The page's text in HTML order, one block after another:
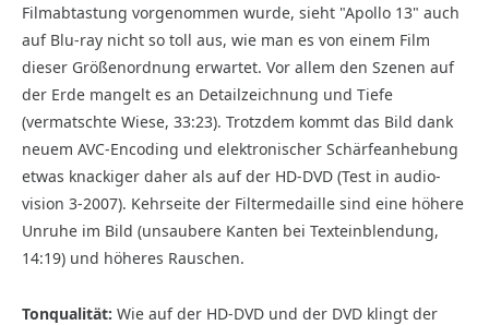
Filmabtas­tung vorgenommen wurde, sieht "Apollo 13" auch
auf Blu-ray nicht so toll aus, wie man es von einem Film
dieser Größenordnung erwartet. Vor allem den Szenen auf
der Erde mangelt es an Detailzeichnung und Tiefe
(vermatschte Wiese, 33:23). Trotzdem kommt das Bild dank
neuem AVC-Encoding und elektronischer Schärfeanhebung
etwas knackiger daher als auf der HD-DVD (Test in audio­
vision 3-2007). Kehrseite der Filtermedaille sind eine höhere
Unruhe im Bild (unsaubere Kanten bei Texteinblendung,
14:19) und höheres Rauschen.
Tonqualität: Wie auf der HD-DVD und der DVD klingt der